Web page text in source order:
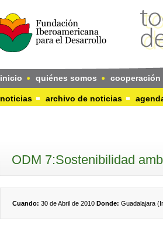
inicio quiénes somos cooperación
noticias archivo de noticias
ODM 7:Sostenibilidad
Cuando: 30 de Abril de 2010 Donde: Guadalajara